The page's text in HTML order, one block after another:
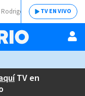
Rodrigo ChavesTV EN VIVO
TV en